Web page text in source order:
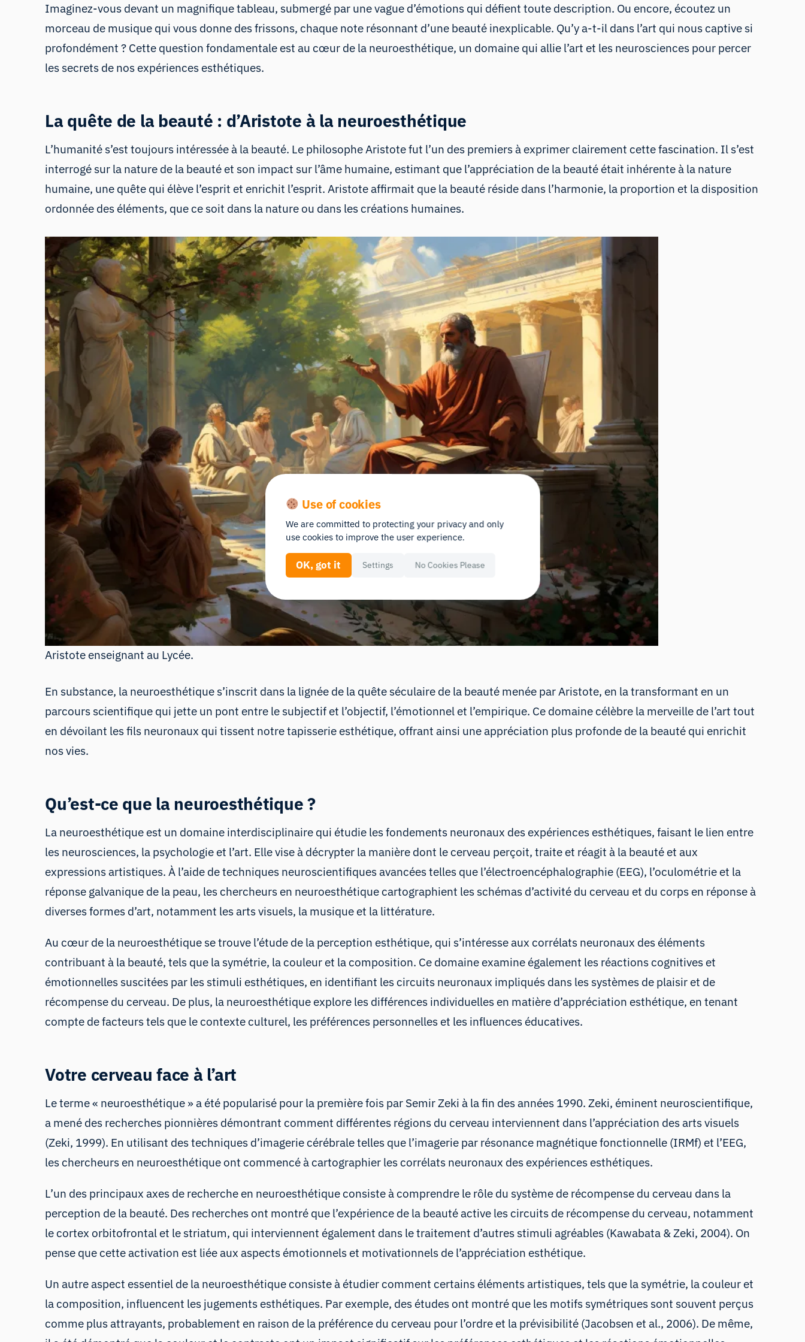
Imaginez-vous devant un magnifique tableau, submergé par une vague d’émotions qui défient toute description. Ou encore, écoutez un
morceau de musique qui vous donne des frissons, chaque note résonnant d’une beauté inexplicable. Qu’y a-t-il dans l’art qui nous captive si
profondément ? Cette question fondamentale est au cœur de la neuroesthétique, un domaine qui allie l’art et les neurosciences pour percer
les secrets de nos expériences esthétiques.
La quête de la beauté : d’Aristote à la neuroesthétique
L’humanité s’est toujours intéressée à la beauté. Le philosophe Aristote fut l’un des premiers à exprimer clairement cette fascination. Il s’est
interrogé sur la nature de la beauté et son impact sur l’âme humaine, estimant que l’appréciation de la beauté était inhérente à la nature
humaine, une quête qui élève l’esprit et enrichit l’esprit. Aristote affirmait que la beauté réside dans l’harmonie, la proportion et la disposition
ordonnée des éléments, que ce soit dans la nature ou dans les créations humaines.
Aristote enseignant au Lycée.
En substance, la neuroesthétique s’inscrit dans la lignée de la quête séculaire de la beauté menée par Aristote, en la transformant en un
parcours scientifique qui jette un pont entre le subjectif et l’objectif, l’émotionnel et l’empirique. Ce domaine célèbre la merveille de l’art tout
en dévoilant les fils neuronaux qui tissent notre tapisserie esthétique, offrant ainsi une appréciation plus profonde de la beauté qui enrichit
nos vies.
Qu’est-ce que la neuroesthétique ?
La neuroesthétique est un domaine interdisciplinaire qui étudie les fondements neuronaux des expériences esthétiques, faisant le lien entre
les neurosciences, la psychologie et l’art. Elle vise à décrypter la manière dont le cerveau perçoit, traite et réagit à la beauté et aux
expressions artistiques. À l’aide de techniques neuroscientifiques avancées telles que l’électroencéphalographie (EEG), l’oculométrie et la
réponse galvanique de la peau, les chercheurs en neuroesthétique cartographient les schémas d’activité du cerveau et du corps en réponse à
diverses formes d’art, notamment les arts visuels, la musique et la littérature.
Au cœur de la neuroesthétique se trouve l’étude de la perception esthétique, qui s’intéresse aux corrélats neuronaux des éléments
contribuant à la beauté, tels que la symétrie, la couleur et la composition. Ce domaine examine également les réactions cognitives et
émotionnelles suscitées par les stimuli esthétiques, en identifiant les circuits neuronaux impliqués dans les systèmes de plaisir et de
récompense du cerveau. De plus, la neuroesthétique explore les différences individuelles en matière d’appréciation esthétique, en tenant
compte de facteurs tels que le contexte culturel, les préférences personnelles et les influences éducatives.
Votre cerveau face à l’art
Le terme « neuroesthétique » a été popularisé pour la première fois par Semir Zeki à la fin des années 1990. Zeki, éminent neuroscientifique,
a mené des recherches pionnières démontrant comment différentes régions du cerveau interviennent dans l’appréciation des arts visuels
(Zeki, 1999). En utilisant des techniques d’imagerie cérébrale telles que l’imagerie par résonance magnétique fonctionnelle (IRMf) et l’EEG,
les chercheurs en neuroesthétique ont commencé à cartographier les corrélats neuronaux des expériences esthétiques.
L’un des principaux axes de recherche en neuroesthétique consiste à comprendre le rôle du système de récompense du cerveau dans la
perception de la beauté. Des recherches ont montré que l’expérience de la beauté active les circuits de récompense du cerveau, notamment
le cortex orbitofrontal et le striatum, qui interviennent également dans le traitement d’autres stimuli agréables (Kawabata & Zeki, 2004). On
pense que cette activation est liée aux aspects émotionnels et motivationnels de l’appréciation esthétique.
Un autre aspect essentiel de la neuroesthétique consiste à étudier comment certains éléments artistiques, tels que la symétrie, la couleur et
la composition, influencent les jugements esthétiques. Par exemple, des études ont montré que les motifs symétriques sont souvent perçus
comme plus attrayants, probablement en raison de la préférence du cerveau pour l’ordre et la prévisibilité (Jacobsen et al., 2006). De même,
Use of cookies
We are committed to protecting your privacy and only
use cookies to improve the user experience.
OK, got it Settings No Cookies Please